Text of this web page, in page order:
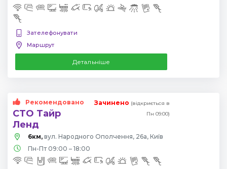
Зателефонувати
Маршрут
Детальніше
Рекомендовано
СТО Тайр
Ленд
Зачинено (відкриється в
Пн 09:00)
6км, вул. Народного Ополчення, 26а, Київ
Пн-Пт 09:00 – 18:00